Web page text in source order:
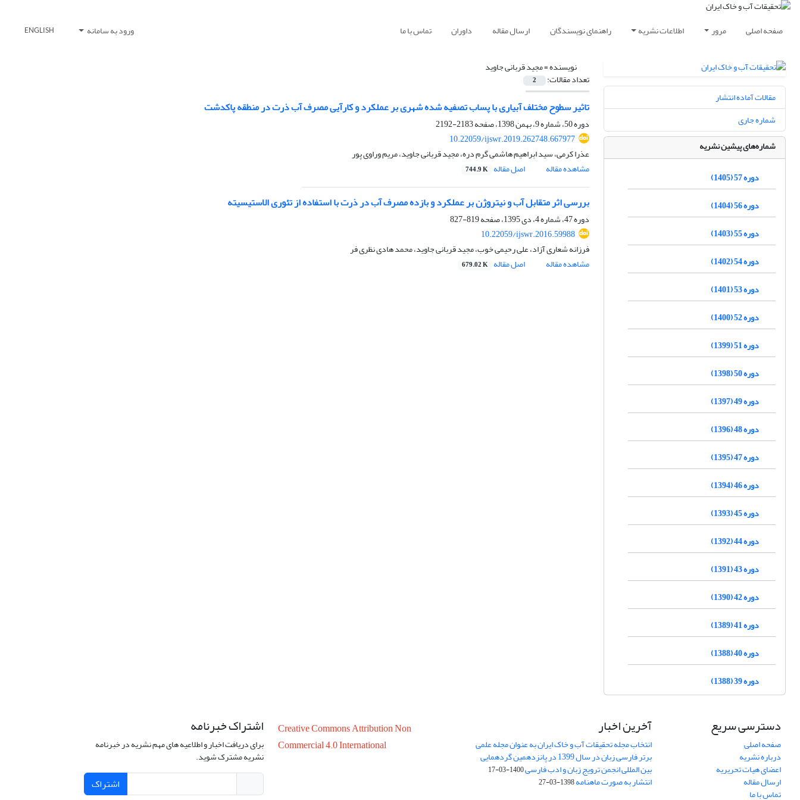
صفحه اصلی مرور اطلاعات نشریه راهنمای نویسندگان ارسال مقاله داوران تماس با ما ورود به سامانه ENGLISH
نویسنده =مجید قربانی جاوید
تعداد مقالات: 2
تاثیر سطوح مختلف آبیاری با پساب تصفیه شده شهری بر عملکرد و کارآیی مصرف آب ذرت در منطقه پاکدشت
دوره 50، شماره 9، بهمن 1398، صفحه
2183-2192
10.22059/ijswr.2019.262748.667977
عذرا کرمی، سید ابراهیم هاشمی گرم دره، مجید قربانی جاوید، مریم وراوی پور
مشاهده مقاله
اصل مقاله 744.9 K
بررسی اثر متقابل آب و نیتروژن بر عملکرد و بازده مصرف آب در ذرت با استفاده از تئوری الاستیسیته
دوره 47، شماره 4، دی 1395، صفحه
819-827
10.22059/ijswr.2016.59988
فرزانه شعاری آزاد، علی رحیمی خوب، مجید قربانی جاوید، محمد هادی نظری فر
مشاهده مقاله
اصل مقاله 679.02 K
مقالات آماده انتشار
شماره جاری
شماره‌های پیشین نشریه
دوره 57 (1405)
دوره 56 (1404)
دوره 55 (1403)
دوره 54 (1402)
دوره 53 (1401)
دوره 52 (1400)
دوره 51 (1399)
دوره 50 (1398)
دوره 49 (1397)
دوره 48 (1396)
دوره 47 (1395)
دوره 46 (1394)
دوره 45 (1393)
دوره 44 (1392)
دوره 43 (1391)
دوره 42 (1390)
دوره 41 (1389)
دوره 40 (1388)
دوره 39 (1388)
دسترسی سریع
صفحه اصلی
درباره نشریه
اعضای هیات تحریریه
ارسال مقاله
تماس با ما
آخرین اخبار
انتخاب مجله تحقیقات آب و خاک ایران به عنوان مجله علمی
برتر فارسی زبان در سال 1399 در پانزدهمین گردهمایی
بین المللی انجمن ترویج زبان و ادب فارسی1400-03-17
انتشار به صورت ماهنامه1398-03-27
Creative Commons Attribution Non
Commercial 4.0 International
اشتراک خبرنامه
برای دریافت اخبار و اطلاعیه های مهم نشریه در خبرنامه
نشریه مشترک شوید.
اشتراک